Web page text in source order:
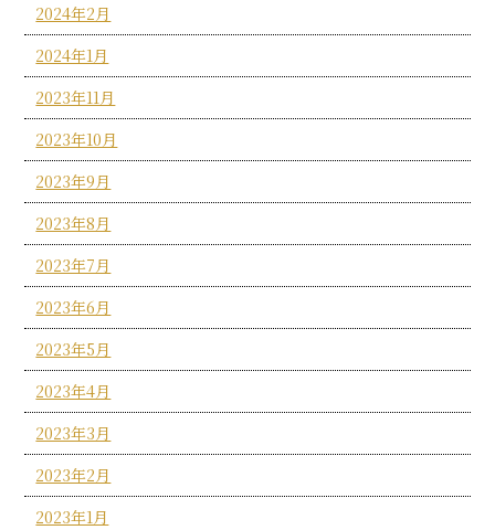
2024年2月
2024年1月
2023年11月
2023年10月
2023年9月
2023年8月
2023年7月
2023年6月
2023年5月
2023年4月
2023年3月
2023年2月
2023年1月